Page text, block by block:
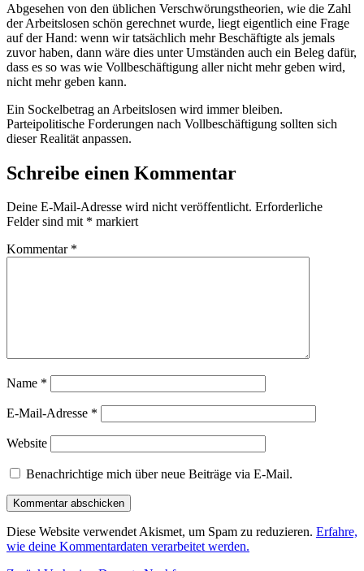
Abgesehen von den üblichen Verschwörungstheorien, wie die Zahl
der Arbeitslosen schön gerechnet wurde, liegt eigentlich eine Frage
auf der Hand: wenn wir tatsächlich mehr Beschäftigte als jemals
zuvor haben, dann wäre dies unter Umständen auch ein Beleg dafür,
dass es so was wie Vollbeschäftigung aller nicht mehr geben wird,
nicht mehr geben kann.
Ein Sockelbetrag an Arbeitslosen wird immer bleiben.
Parteipolitische Forderungen nach Vollbeschäftigung sollten sich
dieser Realität anpassen.
Schreibe einen Kommentar
Deine E-Mail-Adresse wird nicht veröffentlicht. Erforderliche
Felder sind mit * markiert
Kommentar *
Name *
E-Mail-Adresse *
Website
Benachrichtige mich über neue Beiträge via E-Mail.
Diese Website verwendet Akismet, um Spam zu reduzieren. Erfahre,
wie deine Kommentardaten verarbeitet werden.